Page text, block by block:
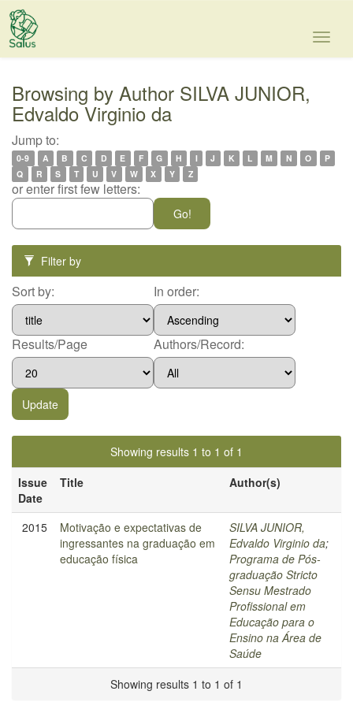
Skip
Browsing by Author SILVA JUNIOR,
Edvaldo Virginio da
Jump to:
0-9 A B C D E F G H I J K L M N O
P
Q
R S T U V W X Y Z
or enter first few letters:
Filter by
Sort by: In order:
Results/Page Authors/Record:
Showing results 1 to 1 of 1
Issue
Date
Title Author(s)
2015
Motivação e expectativas de
ingressantes na graduação em
educação física
SILVA JUNIOR,
Edvaldo Virginio da;
Programa de Pós-
graduação Stricto
Sensu Mestrado
Profissional em
Educação para o
Ensino na Área de
Saúde
Showing results 1 to 1 of 1